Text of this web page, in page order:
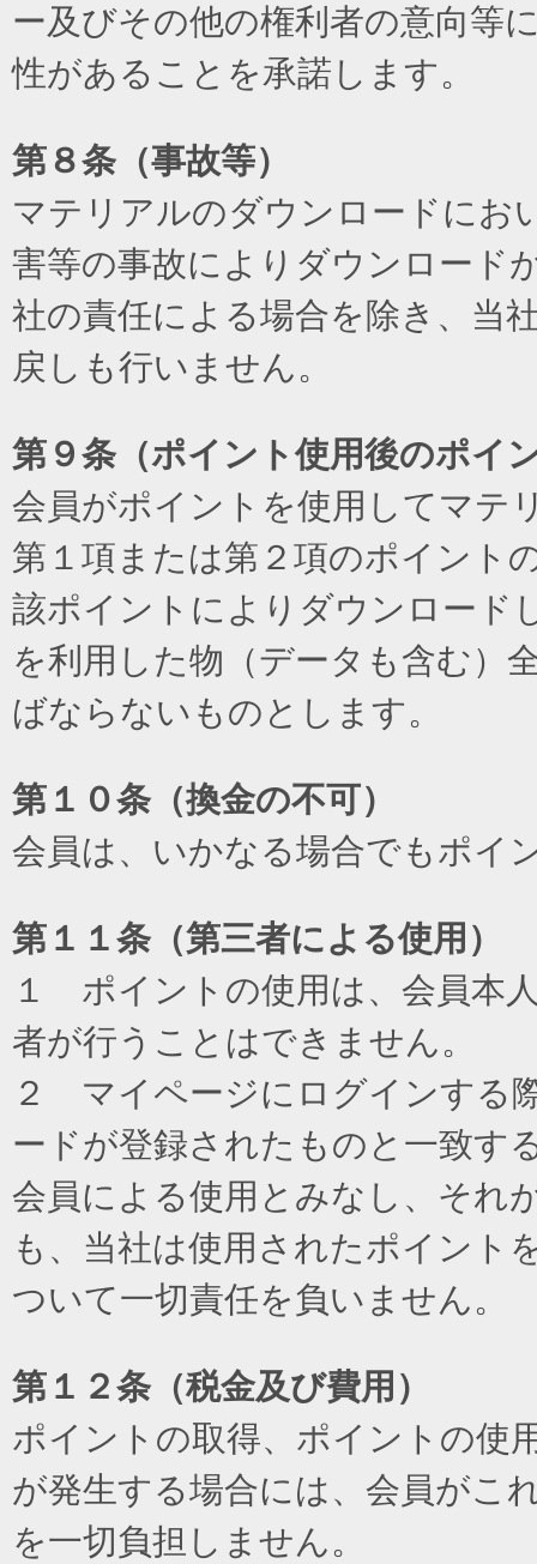
ー及びその他の権利者の意向等
性があることを承諾します。
第８条（事故等）
マテリアルのダウンロードにお
害等の事故によりダウンロード
社の責任による場合を除き、当
戻しも行いません。
第９条（ポイント使用後のポイ
会員がポイントを使用してマテ
第１項または第２項のポイント
該ポイントによりダウンロード
を利用した物（データも含む）
ばならないものとします。
第１０条（換金の不可）
会員は、いかなる場合でもポイ
第１１条（第三者による使用）
１ ポイントの使用は、会員本
者が行うことはできません。
２ マイページにログインする
ードが登録されたものと一致す
会員による使用とみなし、それ
も、当社は使用されたポイント
ついて一切責任を負いません。
第１２条（税金及び費用）
ポイントの取得、ポイントの使
が発生する場合には、会員がこ
を一切負担しません。